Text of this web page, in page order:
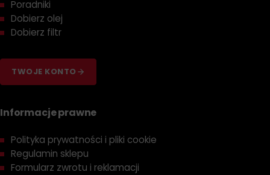
Poradniki
Dobierz olej
Dobierz filtr
TWOJE KONTO
Informacje prawne
Polityka prywatności i pliki cookie
Regulamin sklepu
Formularz zwrotu i reklamacji